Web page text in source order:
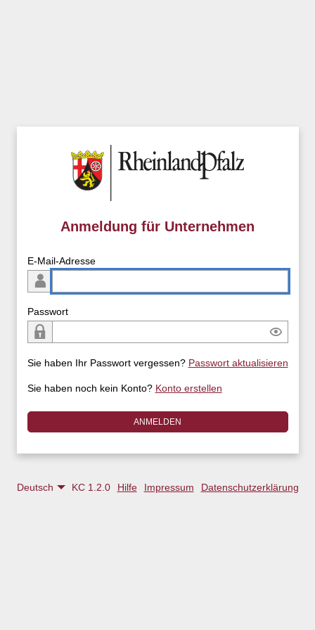
Anmeldung für Unternehmen
E-Mail-Adresse
Passwort
Sie haben Ihr Passwort vergessen? Passwort aktualisieren
Sie haben noch kein Konto? Konto erstellen
Deutsch KC 1.2.0 Hilfe Impressum Datenschutzerklärung